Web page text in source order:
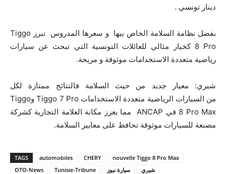
دينار تونسي .
بفضل نظامة السلامة الخاص بيها و سعرها المدروس تبرز Tiggo
8 Pro كخيار مثالي للعائلات التونسية التي تبحث عن سيارات
رياضية متعددة الاستخدامات موثوقة و مريحة.
شيري: معيار جديد من حيث السلامة فالنتائج ممتازة لكل
من السيارات الرياضية متعددة الاستخدامات Tiggo 7 Pro وTiggo
8 Pro Max في ANCAP مما يعزز مكانة العلامة التجارية كشركة
مصنعة للسيارات موثوقة تحافظ على معايير السلامة.
TAGS automobiles CHERY
nouvelle Tiggo 8 Pro Max
OTO-News
Tunisie-Tribune سيارة نيوز شيري